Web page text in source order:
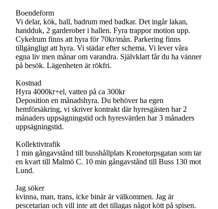
Boendeform
Vi delar, kök, hall, badrum med badkar. Det ingår lakan,
handduk, 2 garderober i hallen. Fyra trappor motion upp.
Cykelrum finns att hyra för 70kr/mån. Parkering finns
tillgängligt att hyra. Vi städar efter schema. Vi lever våra
egna liv men månar om varandra. Självklart får du ha vänner
på besök. Lägenheten är rökfri.
Kostnad
Hyra 4000kr+el, vatten på ca 300kr
Deposition en månadshyra. Du behöver ha egen
hemförsäkring, vi skriver kontrakt där hyresgästen har 2
månaders uppsägningstid och hyresvärden har 3 månaders
uppsägningstid.
Kollektivtrafik
1 min gångavstånd till busshållplats Kronetorpsgatan som tar
en kvart till Malmö C. 10 min gångavstånd till Buss 130 mot
Lund.
Jag söker
kvinna, man, trans, icke binär är välkommen. Jag är
pescetarian och vill inte att det tillagas något kött på spisen.